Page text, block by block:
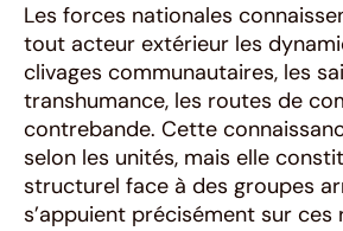
Les forces nationales
tout acteur extérieur les
clivages communautaires, les
transhumance, les routes de
contrebande. Cette
selon les unités, mais elle
structurel face à des groupes
s’appuient précisément sur ces